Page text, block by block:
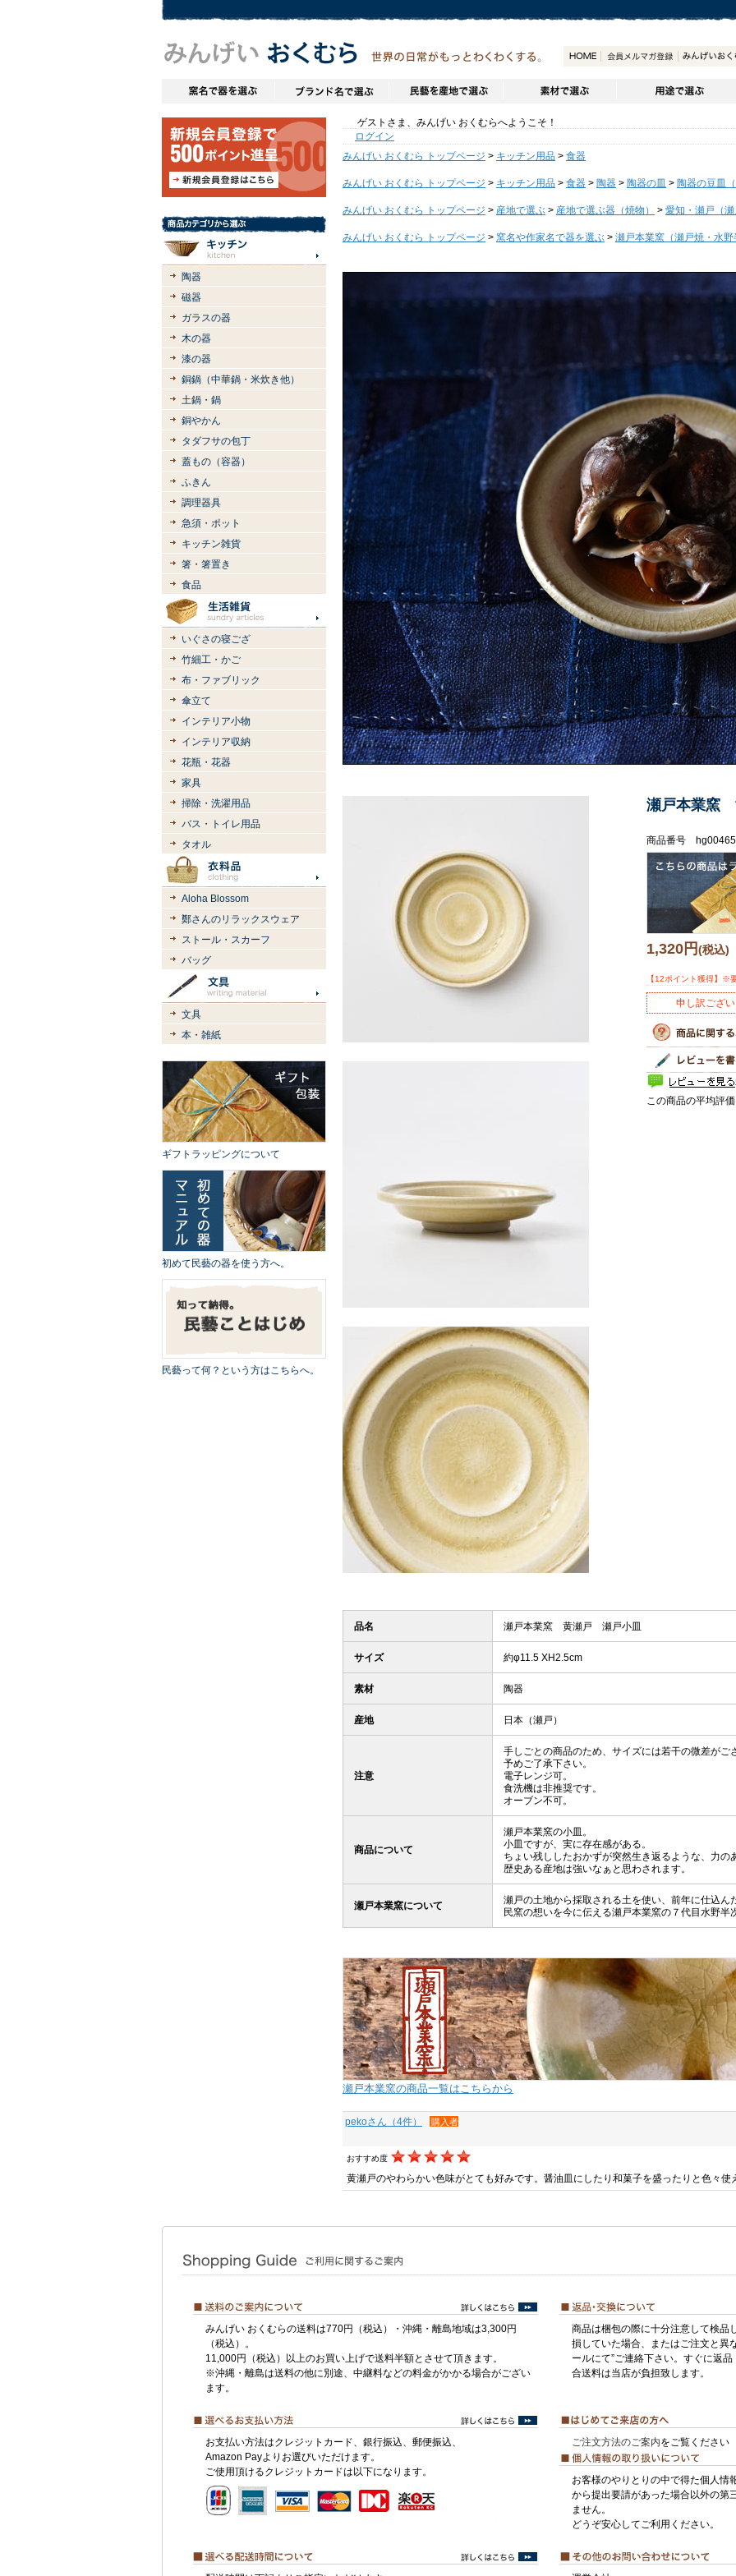
陶器
磁器
ガラスの器
木の器
漆の器
銅鍋（中華鍋・米炊き他）
土鍋・鍋
銅やかん
タダフサの包丁
蓋もの（容器）
ふきん
調理器具
急須・ポット
キッチン雑貨
箸・箸置き
食品
いぐさの寝ござ
竹細工・かご
布・ファブリック
傘立て
インテリア小物
インテリア収納
花瓶・花器
家具
掃除・洗濯用品
バス・トイレ用品
タオル
Aloha Blossom
鄭さんのリラックスウェア
ストール・スカーフ
バッグ
文具
本・雑紙
ギフトラッピングについて
初めて民藝の器を使う方へ。
民藝って何？という方はこちらへ。
ゲストさま、みんげい おくむらへようこそ！
ログイン
みんげい おくむら トップページ > キッチン用品 > 食器
みんげい おくむら トップページ > キッチン用品 > 食器 > 陶器 > 陶器の皿 > 陶器の豆皿（
みんげい おくむら トップページ > 産地で選ぶ > 産地で選ぶ器（焼物） > 愛知・瀬戸（瀬
みんげい おくむら トップページ > 窯名や作家名で器を選ぶ > 瀬戸本業窯（瀬戸焼・水野
瀬戸本業窯
商品番号
1,320円(税込)
【12ポイント獲得】※
申し訳ござ
この商品の平均評価
品名 瀬戸本業窯 黄瀬戸 瀬戸小皿
サイズ 約φ11.5 XH2.5cm
素材 陶器
産地 日本（瀬戸）
注意
手しごとの商品のため、サイズには若干の微差がご
予めご了承下さい。
電子レンジ可。
食洗機は非推奨です。
オーブン不可。
商品について
瀬戸本業窯の小皿。
小皿ですが、実に存在感がある。
ちょい残ししたおかずが突然生き返るような、力の
歴史ある産地は強いなぁと思わされます。
瀬戸本業窯について
瀬戸の土地から採取される土を使い、前年に仕込ん
民窯の想いを今に伝える瀬戸本業窯の７代目水野半
瀬戸本業窯の商品一覧はこちらから
pekoさん（4件） 購入者
おすすめ度
黄瀬戸のやわらかい色味がとても好みです。醤油皿にしたり和菓子を盛ったりと色々使
みんげい おくむらの送料は770円（税込）・沖縄・離島地域は3,300円
（税込）。
11,000円（税込）以上のお買い上げで送料半額とさせて頂きます。
※沖縄・離島は送料の他に別途、中継料などの料金がかかる場合がござい
ます。
商品は梱包の際に十分注意して検品
損していた場合、またはご注文と異
ールにて”ご連絡下さい。すぐに返
合送料は当店が負担致します。
お支払い方法はクレジットカード、銀行振込、郵便振込、
Amazon Payよりお選びいただけます。
ご使用頂けるクレジットカードは以下になります。
ご注文方法のご案内をご覧ください
お客様のやりとりの中で得た個人情
から提出要請があった場合以外の第
ません。
どうぞ安心してご利用ください。